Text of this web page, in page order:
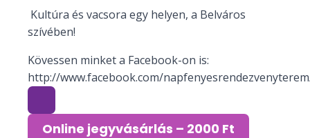
Kultúra és vacsora egy helyen, a Belváros
szívében!
Kövessen minket a Facebook-on is:
http://www.facebook.com/
Online jegyvásárlás – 2000 Ft